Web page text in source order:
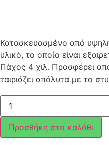
Κατασκευασμένο από
υλικό, το οποίο είναι
Πάχος 4 χιλ. Προσφέρει
ταιριάζει απόλυτα με το
ΠΑΡΜΠΡΙΖ
VESPA
GTS
2023
ΜΕΣΑΙΟ
ΚΟΜΠΛΕ
Προσθήκη στο καλάθι